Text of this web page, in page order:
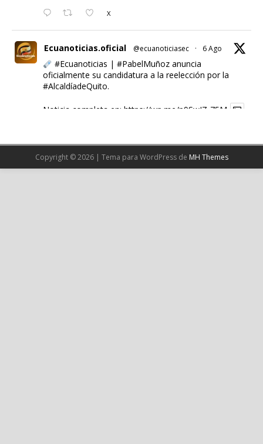
X
Ecuanoticias.oficial @ecuanoticiasec · 6 Ago
#Ecuanoticias | #PabelMuñozanuncia
oficialmente su candidatura a la reelección por la
#AlcaldíadeQuito.
Noticia completa en: https://wp.me/p9SwIZ-75M
Cargar más
Copyright © 2026 | Tema para WordPress de MH Themes